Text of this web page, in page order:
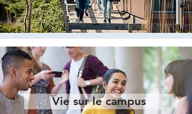
Vie sur le campus